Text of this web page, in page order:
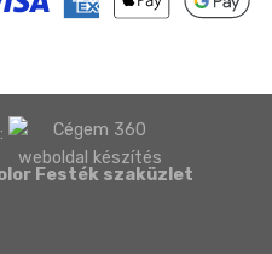
Festék szaküzlet